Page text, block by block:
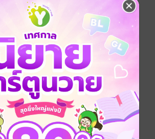
No Rating
ซื้อเป็นของขวัญ ติดตาม แชร์
แอกชัน ผจญภัย ย้อนยุค/พีเรียด